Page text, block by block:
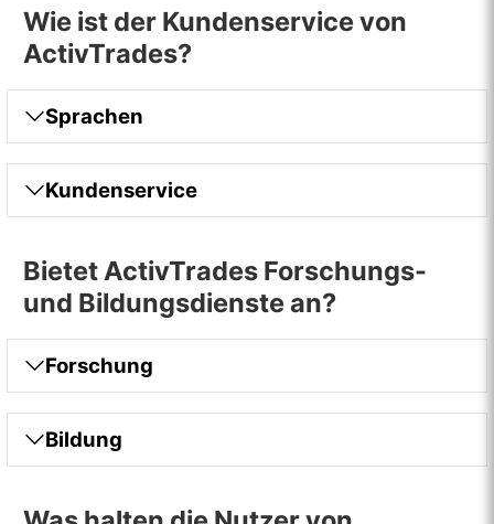
Wie ist der Kundenservice von
ActivTrades?
Sprachen
Kundenservice
Bietet ActivTrades Forschungs-
und Bildungsdienste an?
Forschung
Bildung